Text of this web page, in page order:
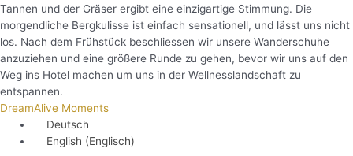
Tannen und der Gräser ergibt eine einzigartige Stimmung. Die
morgendliche Bergkulisse ist einfach sensationell, und lässt uns nicht
los. Nach dem Frühstück beschliessen wir unsere Wanderschuhe
anzuziehen und eine größere Runde zu gehen, bevor wir uns auf den
Weg ins Hotel machen um uns in der Wellnesslandschaft zu
entspannen.
DreamAlive Moments
Deutsch
English (Englisch)